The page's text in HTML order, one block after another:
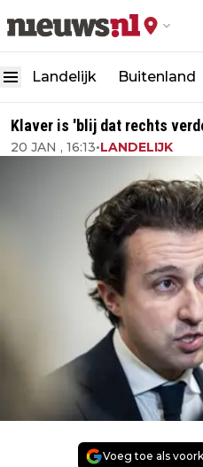
Landelijk Buitenland
Klaver is 'blij dat rechts
20 JAN , 16:13•LANDELIJK
Voeg toe als